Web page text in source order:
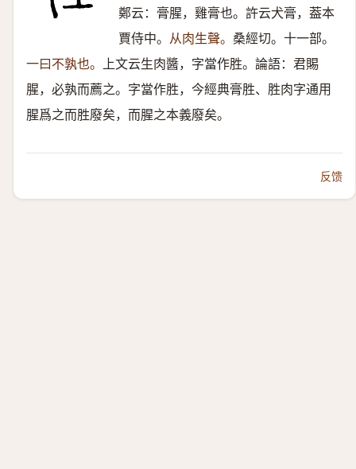
鄭云：膏腥，雞膏也。許云犬膏，葢本
賈侍中。 从肉生聲。 桑經切。十一部。
一曰不孰也。 上文云生肉醬，字當作胜。論語：君賜
腥，必孰而薦之。字當作胜，今經典膏胜、胜肉字通用
腥爲之而胜廢矣，而腥之本義廢矣。
反馈